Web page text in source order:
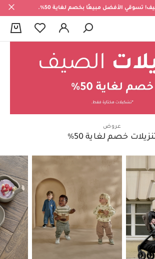
تسوقي الأفضل مبيعًا بخصم لغاية 50%.
عروض
خصم لغاية 50%